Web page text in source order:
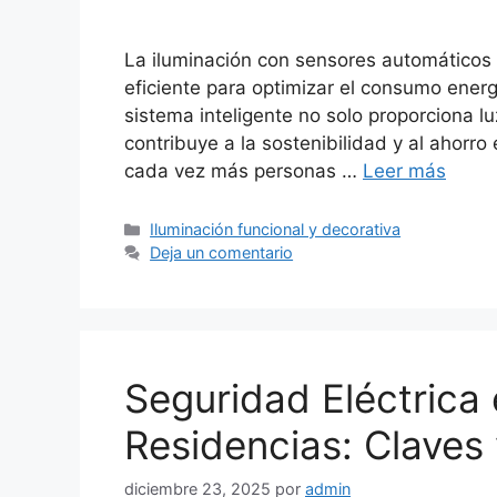
La iluminación con sensores
eficiente para optimizar el consumo
sistema inteligente no solo proporciona
contribuye a la sostenibilidad y al
cada vez más personas … Leer más
Categorías
Iluminación funcional y decorativa
Deja un comentario
Seguridad Eléctrica
Residencias:
diciembre 23, 2025 por admin